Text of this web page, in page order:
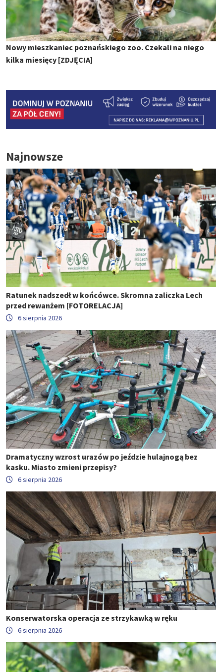
Nowy mieszkaniec poznańskiego zoo. Czekali na niego
kilka miesięcy [ZDJĘCIA]
Najnowsze
Ratunek nadszedł w końcówce. Skromna zaliczka Lech
przed rewanżem [FOTORELACJA]
6 sierpnia 2026
Dramatyczny wzrost urazów po jeździe hulajnogą bez
kasku. Miasto zmieni przepisy?
6 sierpnia 2026
Konserwatorska operacja ze strzykawką w ręku
6 sierpnia 2026